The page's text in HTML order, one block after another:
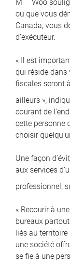
M
Woo
ou que vous
Canada, vous
d’exécuteur.
« Il est
qui réside dans
fiscales seront
ailleurs »,
courant de
cette personne
choisir
Une façon
aux services
professionnel,
« Recourir à
bureaux
liés au territoire
une société
se fie à une